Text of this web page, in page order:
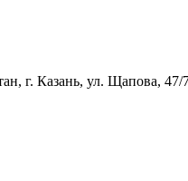
г. Казань, ул. Щапова, 47/